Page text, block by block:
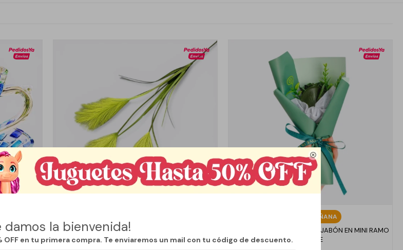

damos la bienvenida!
en tu primera compra. Te enviaremos un mail con tu código de descuento.
-
RAMA TRES PLUMERILLOS ESTEPA - VERDE LIMA
MAÑANA
DETALLE FLOR DE REGALO - JABÓN EN MINI RAMO
- VERDE